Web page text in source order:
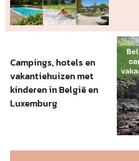
Campings, hotels en
vakantiehuizen met
kinderen in België en
Luxemburg